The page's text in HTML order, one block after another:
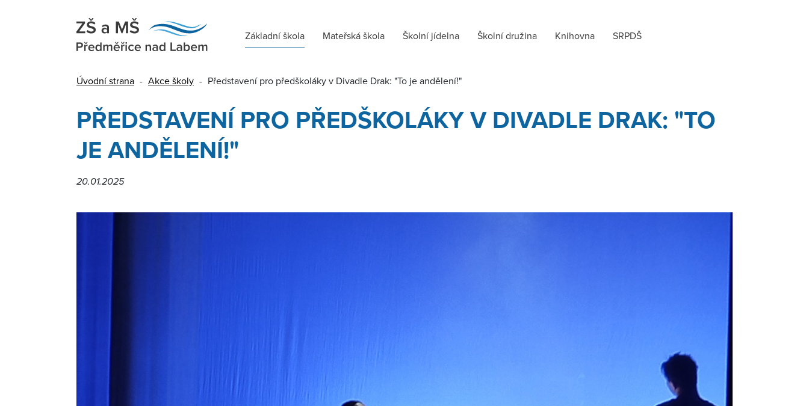
Základní škola Mateřská škola Školní jídelna Školní družina Knihovna SRPDŠ
Úvodní strana - Akce školy - Představení pro předškoláky v Divadle Drak: "To je andělení!"
PŘEDSTAVENÍ PRO PŘEDŠKOLÁKY V DIVADLE DRAK: "TO
JE ANDĚLENÍ!"
20.01.2025